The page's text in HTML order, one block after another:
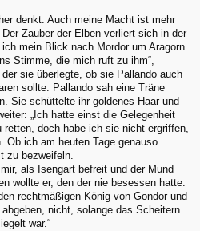
denkt. Auch meine Macht ist mehr
Zauber der Elben verliert sich in der
mein Blick nach Mordor um Aragorn
Stimme, die mich ruft zu ihm“,
sie überlegte, ob sie Pallando auch
sollte. Pallando sah eine Träne
Sie schüttelte ihr goldenes Haar und
„Ich hatte einst die Gelegenheit
doch habe ich sie nicht ergriffen,
Ob ich am heuten Tage genauso
zu bezweifeln.
als Isengart befreit und der Mund
wollte er, den der nie besessen hatte.
rechtmäßigen König von Gondor und
nicht, solange das Scheitern
war.“